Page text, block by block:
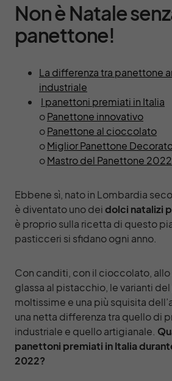
Non è Natale
panettone!
La differenza tra panettone
industriale
I panettoni premiati in Italia
oPanettone innovativo
oPanettone al cioccolato
oMiglior Panettone
oMastro del Panettone 2022
Ebbene sì, nato in Lombardia
è diventato uno deidolci natalizi
è proprio sulla ricetta di questo
pasticceri si sfidano ogni anno.
Con canditi, con il cioccolato, allo
glassa al pistacchio, le varianti
moltissime e una più squisita
una netta differenza tra quello di
industriale e quello artigianale.
panettoni premiati in Italia
2022?